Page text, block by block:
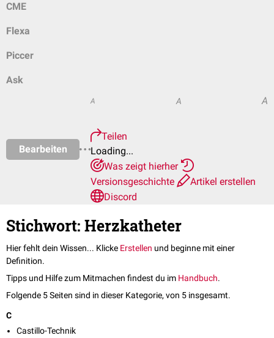
CME
Flexa
Piccer
Ask
Bearbeiten
A A A
Teilen
Loading...
Was zeigt hierher
Versionsgeschichte
Artikel erstellen
Discord
Stichwort: Herzkatheter
Hier fehlt dein Wissen... Klicke Erstellen und beginne mit einer
Definition.
Tipps und Hilfe zum Mitmachen findest du im Handbuch.
Folgende 5 Seiten sind in dieser Kategorie, von 5 insgesamt.
C
Castillo-Technik